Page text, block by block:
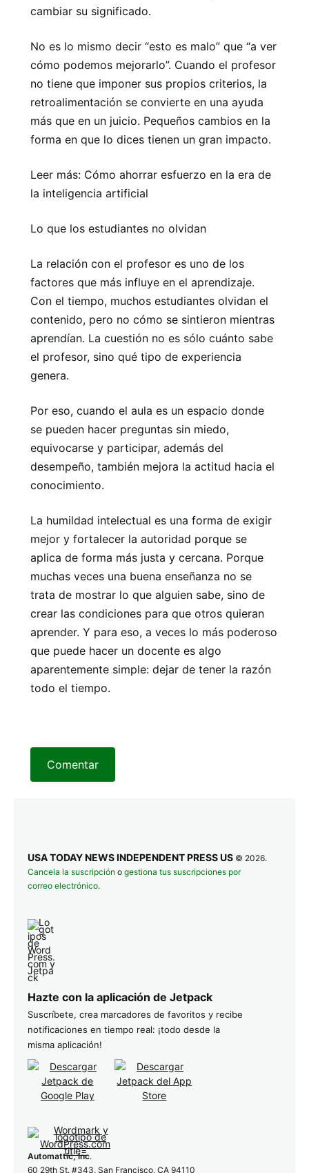
cambiar su significado.
No es lo mismo decir “esto es malo” que “a ver
cómo podemos mejorarlo”. Cuando el profesor
no tiene que imponer sus propios criterios, la
retroalimentación se convierte en una ayuda
más que en un juicio. Pequeños cambios en la
forma en que lo dices tienen un gran impacto.
Leer más: Cómo ahorrar esfuerzo en la era de
la inteligencia artificial
Lo que los estudiantes no olvidan
La relación con el profesor es uno de los
factores que más influye en el aprendizaje.
Con el tiempo, muchos estudiantes olvidan el
contenido, pero no cómo se sintieron mientras
aprendían. La cuestión no es sólo cuánto sabe
el profesor, sino qué tipo de experiencia
genera.
Por eso, cuando el aula es un espacio donde
se pueden hacer preguntas sin miedo,
equivocarse y participar, además del
desempeño, también mejora la actitud hacia el
conocimiento.
La humildad intelectual es una forma de exigir
mejor y fortalecer la autoridad porque se
aplica de forma más justa y cercana. Porque
muchas veces una buena enseñanza no se
trata de mostrar lo que alguien sabe, sino de
crear las condiciones para que otros quieran
aprender. Y para eso, a veces lo más poderoso
que puede hacer un docente es algo
aparentemente simple: dejar de tener la razón
todo el tiempo.
Comentar
USA TODAY NEWS INDEPENDENT PRESS US © 2026.
Cancela la suscripción o gestiona tus suscripciones por
correo electrónico.
Hazte con la aplicación de Jetpack
Suscríbete, crea marcadores de favoritos y recibe
notificaciones en tiempo real: ¡todo desde la
misma aplicación!
Automattic, Inc.
60 29th St. #343, San Francisco, CA 94110